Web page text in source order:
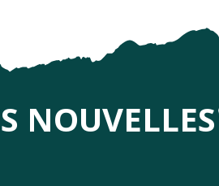
NOUVELLES